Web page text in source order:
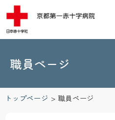
職員ページ
トップページ > 職員ページ